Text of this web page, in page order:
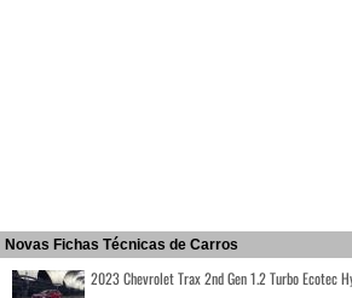
Novas Fichas Técnicas de Carros
2023 Chevrolet Trax 2nd Gen 1.2 Turbo Ecotec